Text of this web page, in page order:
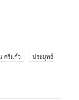
ศรีแก้ว
ประยุทธ์